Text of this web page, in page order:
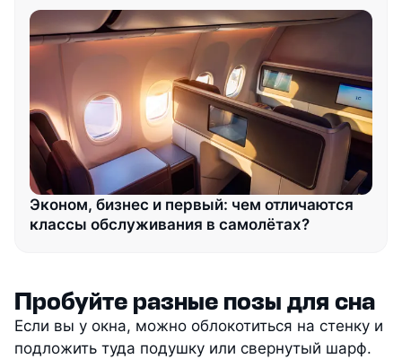
Эконом, бизнес и первый: чем отличаются
классы обслуживания в самолётах?
Пробуйте разные позы для сна
Если вы у окна, можно облокотиться на стенку и
подложить туда подушку или свернутый шарф.